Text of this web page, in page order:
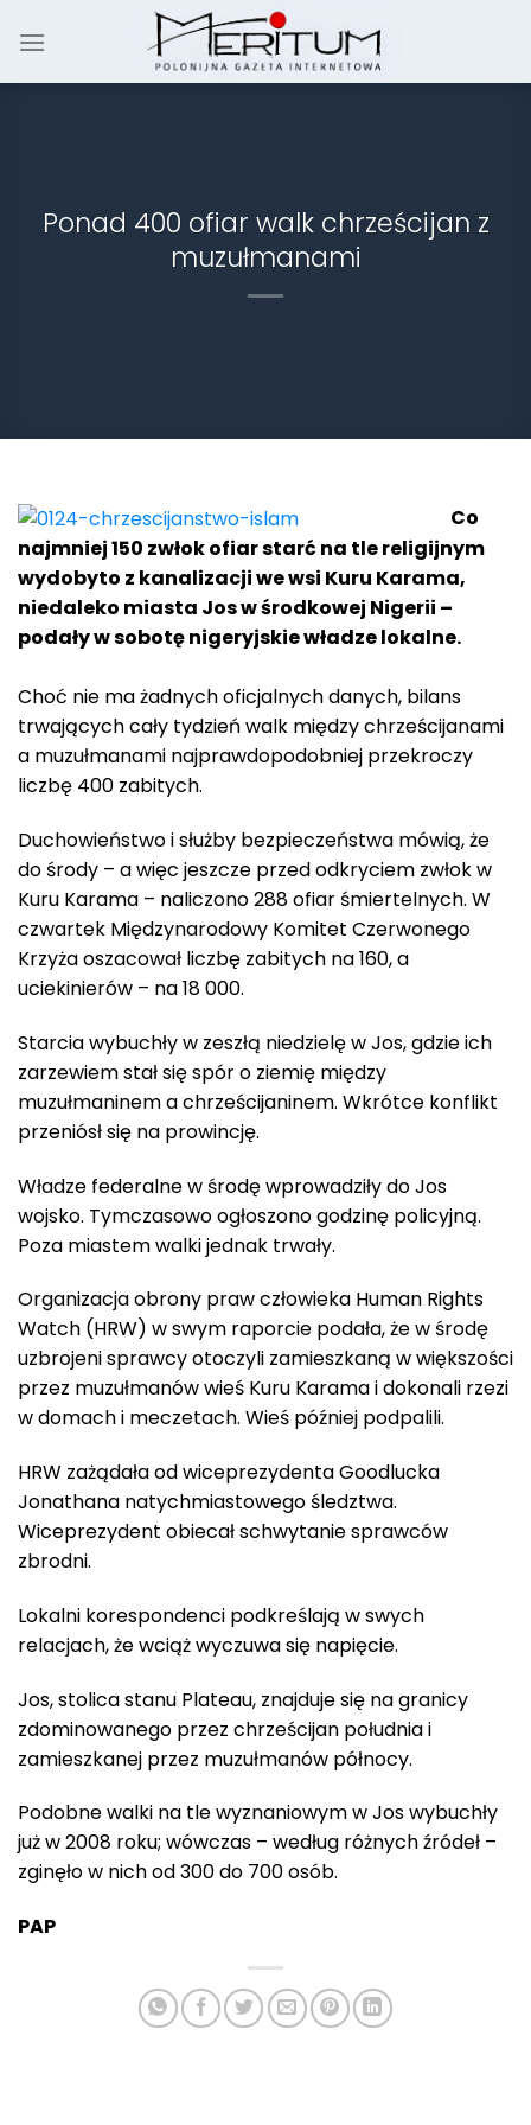
Ponad 400 ofiar walk chrześcijan z
muzułmanami
Co
najmniej 150 zwłok ofiar starć na tle religijnym
wydobyto z kanalizacji we wsi Kuru Karama,
niedaleko miasta Jos w środkowej Nigerii –
podały w sobotę nigeryjskie władze lokalne.
Choć nie ma żadnych oficjalnych danych, bilans
trwających cały tydzień walk między chrześcijanami
a muzułmanami najprawdopodobniej przekroczy
liczbę 400 zabitych.
Duchowieństwo i służby bezpieczeństwa mówią, że
do środy – a więc jeszcze przed odkryciem zwłok w
Kuru Karama – naliczono 288 ofiar śmiertelnych. W
czwartek Międzynarodowy Komitet Czerwonego
Krzyża oszacował liczbę zabitych na 160, a
uciekinierów – na 18 000.
Starcia wybuchły w zeszłą niedzielę w Jos, gdzie ich
zarzewiem stał się spór o ziemię między
muzułmaninem a chrześcijaninem. Wkrótce konflikt
przeniósł się na prowincję.
Władze federalne w środę wprowadziły do Jos
wojsko. Tymczasowo ogłoszono godzinę policyjną.
Poza miastem walki jednak trwały.
Organizacja obrony praw człowieka Human Rights
Watch (HRW) w swym raporcie podała, że w środę
uzbrojeni sprawcy otoczyli zamieszkaną w większości
przez muzułmanów wieś Kuru Karama i dokonali rzezi
w domach i meczetach. Wieś później podpalili.
HRW zażądała od wiceprezydenta Goodlucka
Jonathana natychmiastowego śledztwa.
Wiceprezydent obiecał schwytanie sprawców
zbrodni.
Lokalni korespondenci podkreślają w swych
relacjach, że wciąż wyczuwa się napięcie.
Jos, stolica stanu Plateau, znajduje się na granicy
zdominowanego przez chrześcijan południa i
zamieszkanej przez muzułmanów północy.
Podobne walki na tle wyznaniowym w Jos wybuchły
już w 2008 roku; wówczas – według różnych źródeł –
zginęło w nich od 300 do 700 osób.
PAP